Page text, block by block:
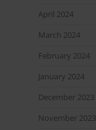
April 2024
March 2024
February 2024
January 2024
December 2023
November 2023